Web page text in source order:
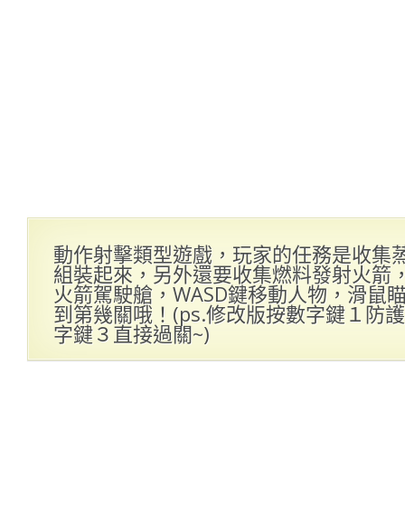
動作射擊類型遊戲，玩家的任務是收集
組裝起來，另外還要收集燃料發射火箭
火箭駕駛艙，WASD鍵移動人物，滑鼠
到第幾關哦！(ps.修改版按數字鍵１防
字鍵３直接過關~)